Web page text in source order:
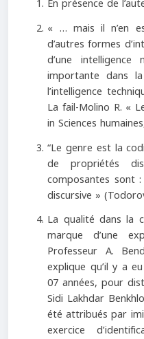
« … mais il n’en
d’autres formes
d’une
importante dans
l’intelligence
La fail-Molino R. «
in Sciences
“Le genre est la
de propriétés
composantes sont
discursive »
La qualité dans la
marque d’une
Professeur A.
explique qu’il y a
07 années, pour
Sidi Lakhdar
été attribués par
exercice